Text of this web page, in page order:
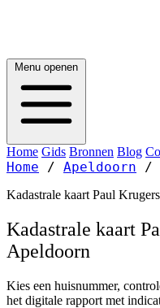
Menu openen
Home Gids Bronnen Blog
Home / Apeldoorn /
Kadastrale kaart Paul
Kadastrale kaart
Apeldoorn
Kies een huisnummer,
het digitale rapport met